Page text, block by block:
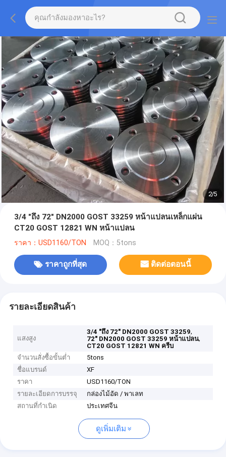
2/5
3/4 "ถึง 72" DN2000 GOST 33259 หน้าแปลนเหล็กแผ่น
CT20 GOST 12821 WN หน้าแปลน
ราคา：USD1160/TON MOQ：5tons
ราคาถูกที่สุด ติดต่อตอนนี้
รายละเอียดสินค้า
แสงสูง
3/4 "ถึง 72" DN2000 GOST 33259,
72" DN2000 GOST 33259 หน้าแปลน,
CT20 GOST 12821 WN ครีบ
จำนวนสั่งซื้อขั้นต่ำ
5tons
ชื่อแบรนด์
XF
ราคา
USD1160/TON
รายละเอียดการบรรจุ
กล่องไม้อัด / พาเลท
สถานที่กำเนิด
ประเทศจีน
ดูเพิ่มเติม